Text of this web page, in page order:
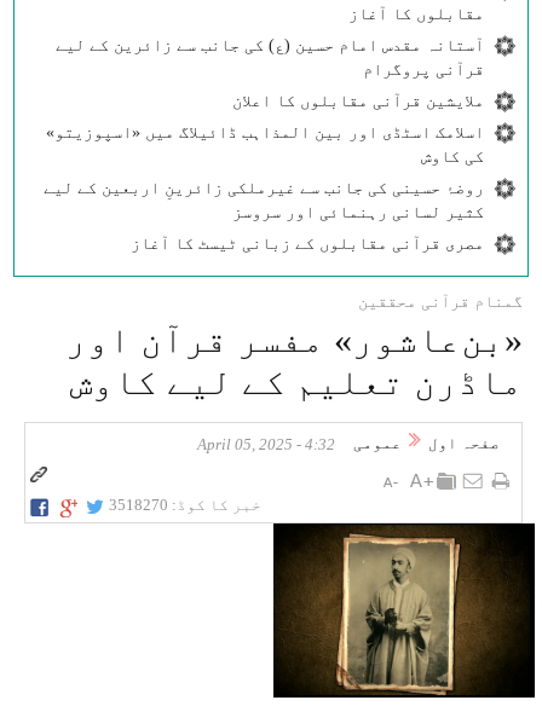
مقابلوں کا آغاز
آستانہ مقدس امام حسین (ع) کی جانب سے زائرین کے لیے
قرآنی پروگرام
ملایشین قرآنی مقابلوں کا اعلان
اسلامک اسٹڈی اور بین المذاہب ڈائیلاگ میں «اسپوزیتو»
کی کاوش
روضۂ حسینی کی جانب سے غیرملکی زائرینِ اربعین کے لیے
کثیر لسانی رہنمائی اور سروسز
مصری قرآنی مقابلوں کے زبانی ٹیسٹ کا آغاز
گمنام قرآنی محققین
«بن‌‌عاشور» مفسر قرآن اور
ماڈرن تعلیم کے لیے کاوش
صفحہ اول عمومی 4:32 - April 05, 2025
خبر کا کوڈ: 3518270